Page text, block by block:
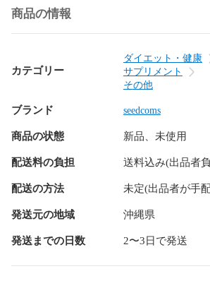
・ポスト投函のため日時指定はできません
★ご登録情報について
・番地抜け・建物名不足などは配送遅延
・不備による返送後の再発送は、追加送
★返品・交換について
・お客様都合の返品・交換はできません。
・不備がある場合は、ご注文履歴の該当
よりご連絡ください。
★その他
・エネルギー…1.68kcal
商品の情報
カテゴリー
ダイエット・健康
サプリメント
その他
ブランド seedcoms
商品の状態 新品、未使用
配送料の負担 送料込み(出品者
配送の方法 未定(出品者が手
発送元の地域 沖縄県
発送までの日数 2〜3日で発送